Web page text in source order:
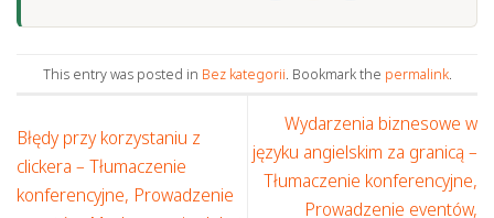
This entry was posted in Bez kategorii. Bookmark the permalink.
Błędy przy korzystaniu z
clickera – Tłumaczenie
konferencyjne, Prowadzenie
Wydarzenia biznesowe w
języku angielskim za granicą –
Tłumaczenie konferencyjne,
Prowadzenie eventów,